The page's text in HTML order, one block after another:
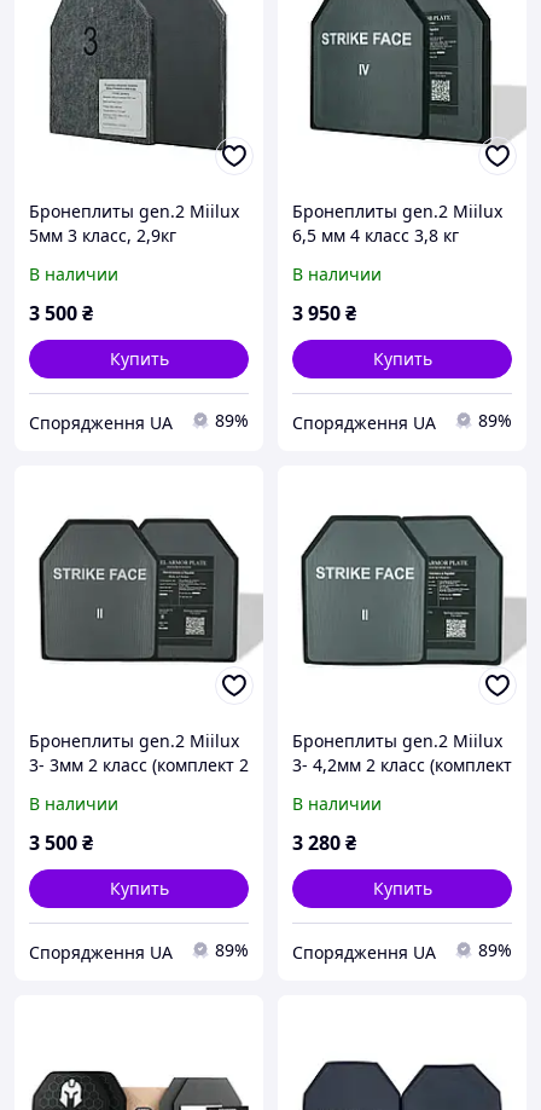
Бронеплиты gen.2 Miilux
5мм 3 класс, 2,9кг
В наличии
3 500₴
Купить
Спорядження UA 89%
Бронеплиты gen.2 Miilux
6,5 мм 4 класс 3,8 кг
В наличии
3 950₴
Купить
Спорядження UA 89%
Бронеплиты gen.2 Miilux
3- 3мм 2 класс (комплект 2
В наличии
3 500₴
Купить
Спорядження UA 89%
Бронеплиты gen.2 Miilux
3- 4,2мм 2 класс (комплект
В наличии
3 280₴
Купить
Спорядження UA 89%